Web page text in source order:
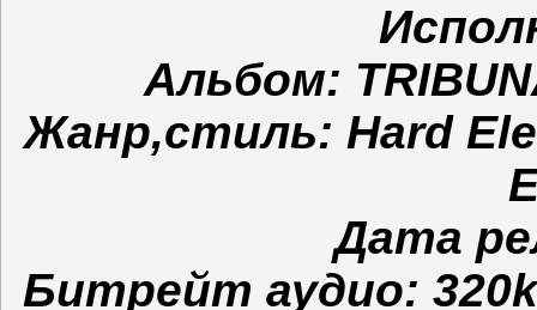
Альбом:
Жанр,стиль: Hard
Дата
Битрейт аудио: